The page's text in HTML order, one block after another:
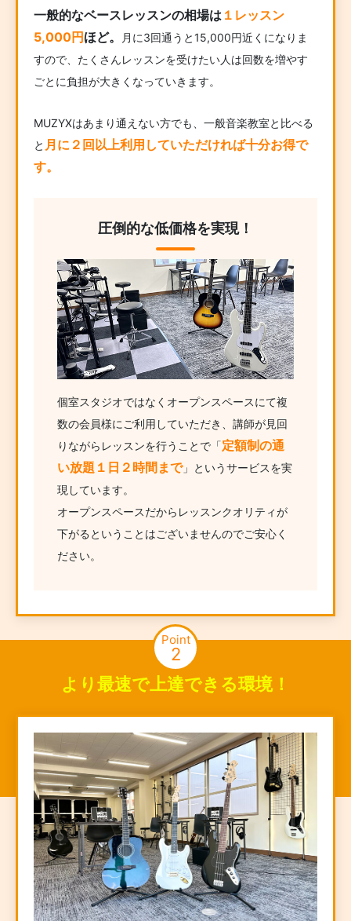
一般的なベースレッスンの相場は １レッスン
5,000円ほど。
月に3回通うと15,000円近くになりま
すので、たくさんレッスンを受けたい人は回数を増やす
ごとに負担が大きくなっていきます。
MUZYXはあまり通えない方でも、一般音楽教室と比べる
と 月に２回以上利用していただければ十分お得で
す。
圧倒的な低価格を実現！
個室スタジオではなくオープンスペースにて複
数の会員様にご利用していただき、講師が見回
りながらレッスンを行うことで「定額制の通
い放題１日２時間まで」というサービスを実
現しています。
オープンスペースだからレッスンクオリティが
下がるということはございませんのでご安心く
ださい。
Point
2
より最速で上達できる環境！